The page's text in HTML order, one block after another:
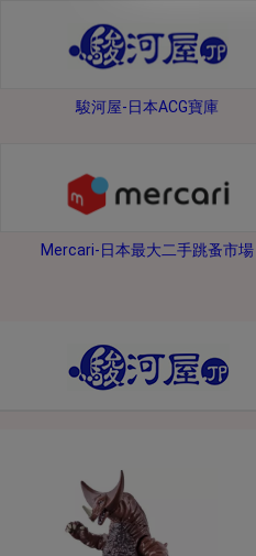
駿河屋-日本ACG寶庫
Mercari-日本最大二手跳蚤市場